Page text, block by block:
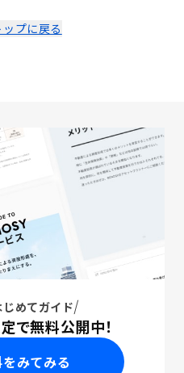
プに戻る
めてガイド
で無料公開中！
みてみる